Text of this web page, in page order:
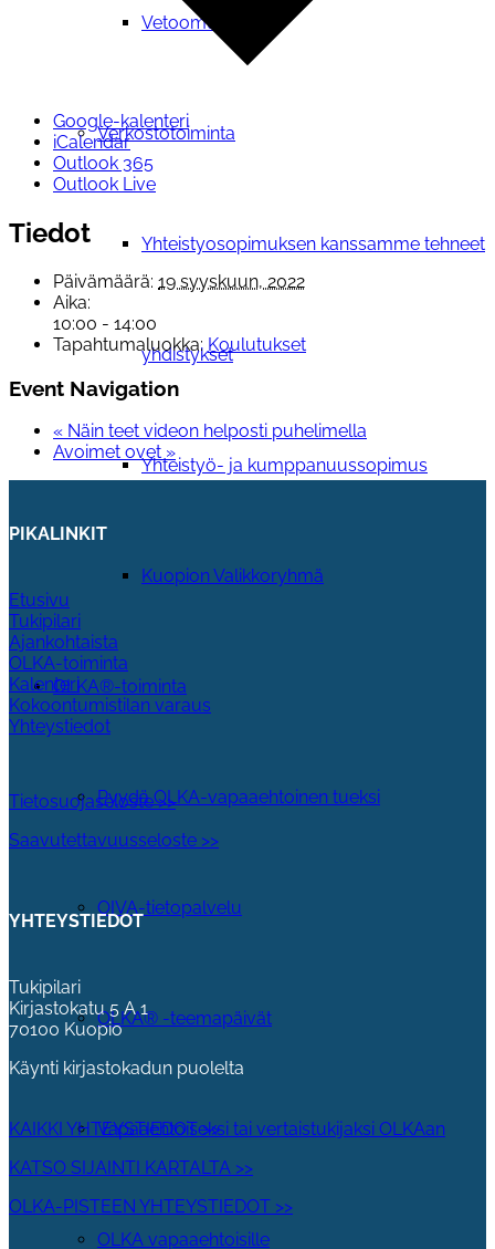
Vetoomus
Verkostotoiminta
Yhteistyosopimuksen kanssamme tehneet
yhdistykset
Yhteistyö- ja kumppanuussopimus
Kuopion Valikkoryhmä
OLKA®-toiminta
Pyydä OLKA-vapaaehtoinen tueksi
OIVA-tietopalvelu
OLKA® -teemapäivät
Vapaaehtoiseksi tai vertaistukijaksi OLKAan
OLKA vapaaehtoisille
Google-kalenteri
iCalendar
Outlook 365
Outlook Live
Tiedot
Päivämäärä: 19 syyskuun, 2022
Aika:
10:00 - 14:00
Tapahtumaluokka: Koulutukset
Event Navigation
« Näin teet videon helposti puhelimella
Avoimet ovet »
PIKALINKIT
Etusivu
Tukipilari
Ajankohtaista
OLKA-toiminta
Kalenteri
Kokoontumistilan varaus
Yhteystiedot
Tietosuojaseloste >>
Saavutettavuusseloste >>
YHTEYSTIEDOT
Tukipilari
Kirjastokatu 5 A 1
70100 Kuopio
Käynti kirjastokadun puolelta
KAIKKI YHTEYSTIEDOT >>
KATSO SIJAINTI KARTALTA >>
OLKA-PISTEEN YHTEYSTIEDOT >>